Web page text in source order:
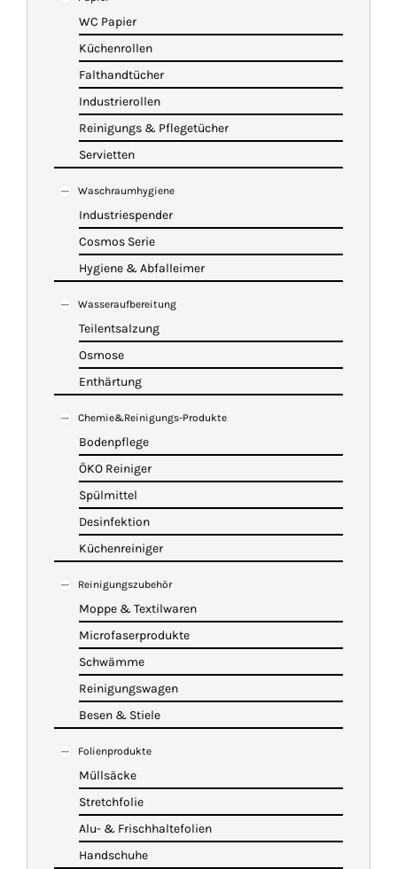
WARENKORB
WC Papier
Küchenrollen
Falthandtücher
Industrierollen
Reinigungs & Pflegetücher
Servietten
Waschraumhygiene
Industriespender
Cosmos Serie
Hygiene & Abfalleimer
Wasseraufbereitung
Teilentsalzung
Osmose
Enthärtung
Chemie&Reinigungs-Produkte
Bodenpflege
ÖKO Reiniger
Spülmittel
Desinfektion
Küchenreiniger
Reinigungszubehör
Moppe & Textilwaren
Microfaserprodukte
Schwämme
Reinigungswagen
Besen & Stiele
Folienprodukte
Müllsäcke
Stretchfolie
Alu- & Frischhaltefolien
Handschuhe